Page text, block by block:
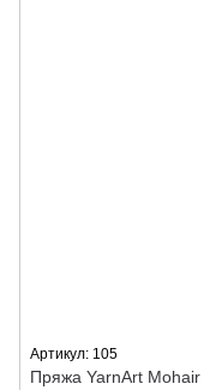
Артикул: 105
Пряжа YarnArt